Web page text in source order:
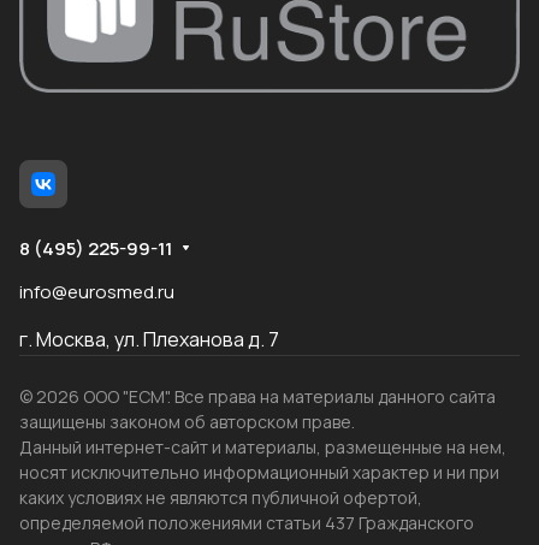
8 (495) 225-99-11
info@eurosmed.ru
г. Москва, ул. Плеханова д. 7
© 2026 ООО "ЕСМ". Все права на материалы данного сайта
защищены законом об авторском праве.
Данный интернет-сайт и материалы, размещенные на нем,
носят исключительно информационный характер и ни при
каких условиях не являются публичной офертой,
определяемой положениями статьи 437 Гражданского